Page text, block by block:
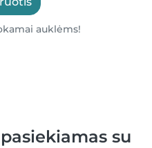
auklėms!
su